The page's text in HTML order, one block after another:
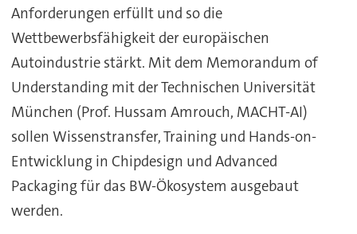
Anforderungen erfüllt und so die
Wettbewerbsfähigkeit der europäischen
Autoindustrie stärkt. Mit dem Memorandum of
Understanding mit der Technischen Universität
München (Prof. Hussam Amrouch, MACHT-AI)
sollen Wissenstransfer, Training und Hands-on-
Entwicklung in Chipdesign und Advanced
Packaging für das BW-Ökosystem ausgebaut
werden.